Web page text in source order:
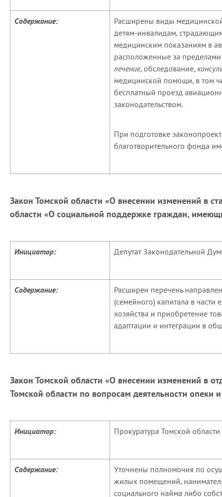
Содержание:
Расширены виды
детям-инвалидам,
медицинским показаниям в
расположенные за
лечение, обследование,
медицинской помощи, в том
бесплатный проезд
законодательством.
При подготовке
благотворительного фонда
Закон Томской области «О внесении изменений в
области «О социальной поддержке граждан,
Инициатор: Депутат Законодательной
Содержание:
Расширен перечень
(семейного) капитала в
хозяйства и приобретение
адаптации и интеграции в
Закон Томской области «О внесении изменений в
Томской области по вопросам деятельности опеки
Инициатор: Прокуратура Томской области
Содержание:
Уточнены полномочия по
жилых помещений,
социального найма либо